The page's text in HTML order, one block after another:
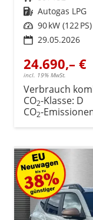
Kraftstoff Autogas LPG
Leistung 90 kW (122 PS)
29.05.2026
24.690,– €
incl. 19% MwSt.
Verbrauch
CO2-Klasse: D
CO2-